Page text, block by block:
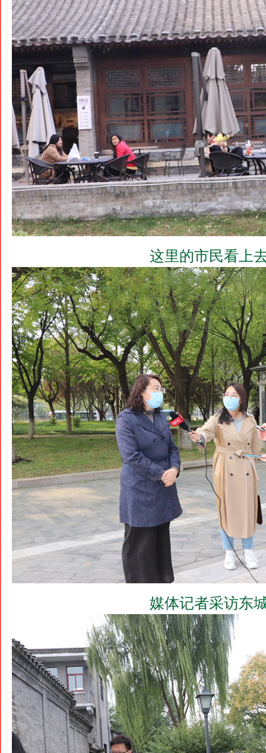
这里的市民看上
媒体记者采访东